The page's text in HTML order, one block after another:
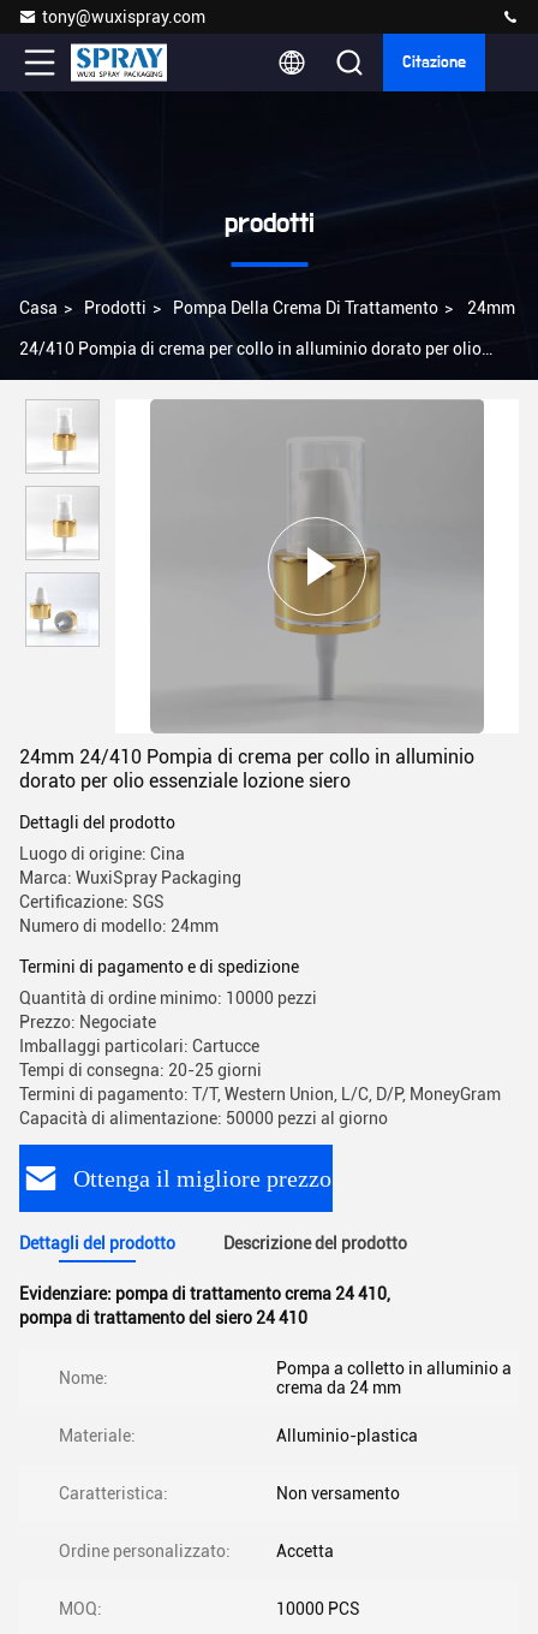
tony@wuxispray.com
Citazione
prodotti
Casa > Prodotti > Pompa Della Crema Di Trattamento > 24mm
24/410 Pompia di crema per collo in alluminio dorato per olio
24mm 24/410 Pompia di crema per collo in alluminio
dorato per olio essenziale lozione siero
Dettagli del prodotto
Luogo di origine: Cina
Marca: WuxiSpray Packaging
Certificazione: SGS
Numero di modello: 24mm
Termini di pagamento e di spedizione
Quantità di ordine minimo: 10000 pezzi
Prezzo: Negociate
Imballaggi particolari: Cartucce
Tempi di consegna: 20-25 giorni
Termini di pagamento: T/T, Western Union, L/C, D/P, MoneyGram
Capacità di alimentazione: 50000 pezzi al giorno
Ottenga il migliore prezzo
Dettagli del prodotto Descrizione del prodotto
Evidenziare: pompa di trattamento crema 24 410,
pompa di trattamento del siero 24 410
Nome:
Pompa a colletto in alluminio a
crema da 24 mm
Materiale: Alluminio-plastica
Caratteristica: Non versamento
Ordine personalizzato: Accetta
MOQ: 10000 PCS